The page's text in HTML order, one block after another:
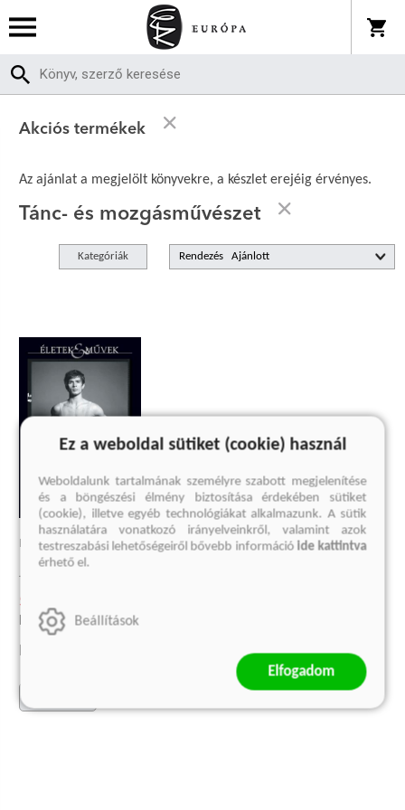
Akciós termékek
Az ajánlat a megjelölt könyvekre, a készlet erejéig érvényes.
Tánc- és mozgásművészet
Kategóriák Rendezés
RUDOLF NUREYEV
Julie Kavanagh
5 993 Ft
Korábbi ár:1 499 Ft
Eredeti ár:
Ez a weboldal sütiket (cookie) használ
Weboldalunk tartalmának személyre szabott megjelenítése
és a böngészési élmény biztosítása érdekében sütiket
(cookie), illetve egyéb technológiákat alkalmazunk. A sütik
használatára vonatkozó irányelveinkről, valamint azok
testreszabási lehetőségeiről bővebb információ ide kattintva
érhető el.
Beállítások
Elfogadom